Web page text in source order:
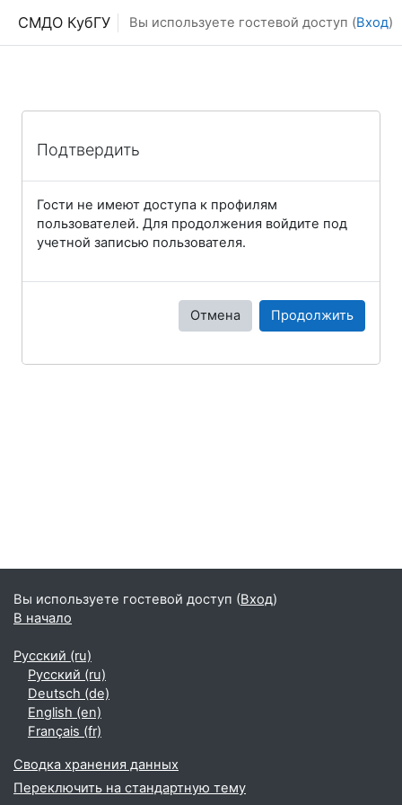
СМДО КубГУ Вы используете гостевой доступ (Вход)
Подтвердить
Гости не имеют доступа к профилям
пользователей. Для продолжения войдите под
учетной записью пользователя.
Отмена Продолжить
Вы используете гостевой доступ (Вход)
В начало
Русский ‎(ru)‎
Русский ‎(ru)‎
Deutsch ‎(de)‎
English ‎(en)‎
Français ‎(fr)‎
Сводка хранения данных
Переключить на стандартную тему